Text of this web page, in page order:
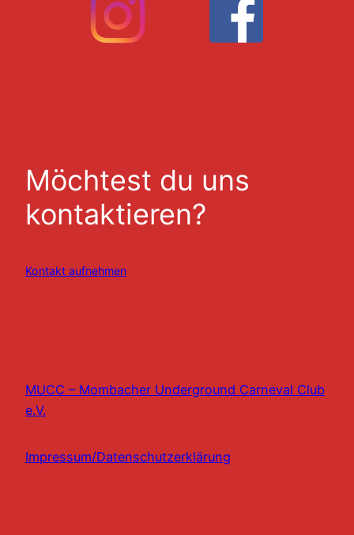
Möchtest du uns
kontaktieren?
Kontakt aufnehmen
MUCC – Mombacher Underground Carneval Club
e.V.
Impressum/Datenschutzerklärung